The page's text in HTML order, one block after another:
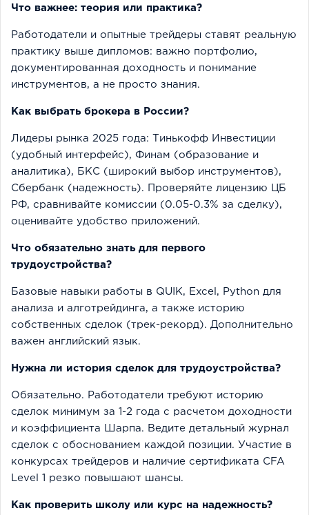
Что важнее: теория или практика?
Работодатели и опытные трейдеры ставят реальную
практику выше дипломов: важно портфолио,
документированная доходность и понимание
инструментов, а не просто знания.
Как выбрать брокера в России?
Лидеры рынка 2025 года: Тинькофф Инвестиции
(удобный интерфейс), Финам (образование и
аналитика), БКС (широкий выбор инструментов),
Сбербанк (надежность). Проверяйте лицензию ЦБ
РФ, сравнивайте комиссии (0.05-0.3% за сделку),
оценивайте удобство приложений.
Что обязательно знать для первого
трудоустройства?
Базовые навыки работы в QUIK, Excel, Python для
анализа и алготрейдинга, а также историю
собственных сделок (трек-рекорд). Дополнительно
важен английский язык.
Нужна ли история сделок для трудоустройства?
Обязательно. Работодатели требуют историю
сделок минимум за 1-2 года с расчетом доходности
и коэффициента Шарпа. Ведите детальный журнал
сделок с обоснованием каждой позиции. Участие в
конкурсах трейдеров и наличие сертификата CFA
Level 1 резко повышают шансы.
Как проверить школу или курс на надежность?